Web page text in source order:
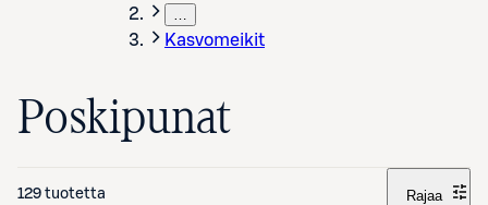
…
Kasvomeikit
Poskipunat
129 tuotetta Rajaa